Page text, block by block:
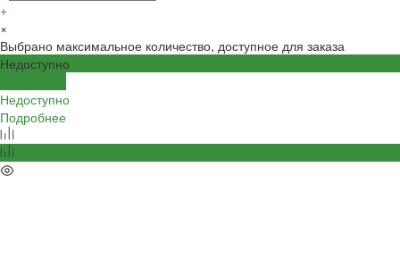
+
×
Выбрано максимальное количество, доступное для заказа
Недоступно
Недоступно
Подробнее